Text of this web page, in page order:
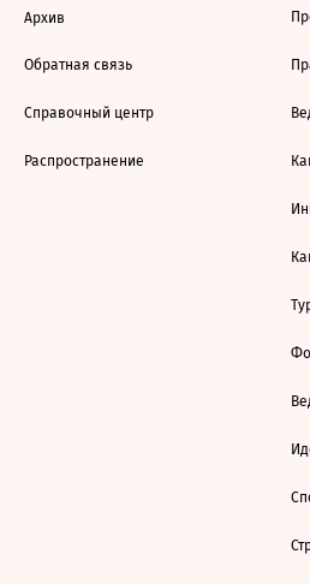
Архив
Обратная связь
Справочный центр
Распространение